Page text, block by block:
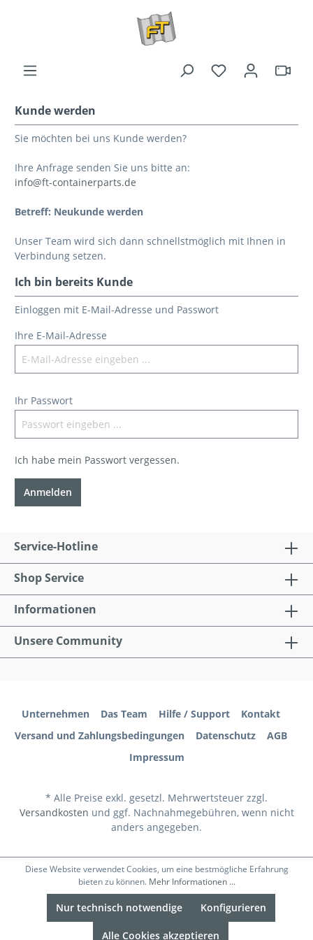
Kunde werden
Sie möchten bei uns Kunde werden?
Ihre Anfrage senden Sie uns bitte an:
info@ft-containerparts.de
Betreff: Neukunde werden
Unser Team wird sich dann schnellstmöglich mit Ihnen in
Verbindung setzen.
Ich bin bereits Kunde
Einloggen mit E-Mail-Adresse und Passwort
Ihre E-Mail-Adresse
Ihr Passwort
Ich habe mein Passwort vergessen.
Anmelden
Service-Hotline
Shop Service
Informationen
Unsere Community
Unternehmen Das Team Hilfe / Support
Kontakt
Versand und Zahlungsbedingungen
Datenschutz
AGB
Impressum
* Alle Preise exkl. gesetzl. Mehrwertsteuer zzgl.
Versandkosten und ggf. Nachnahmegebühren, wenn nicht
anders angegeben.
Diese Website verwendet Cookies, um eine bestmögliche Erfahrung
bieten zu können. Mehr Informationen ...
Nur technisch notwendige Konfigurieren
Alle Cookies akzeptieren